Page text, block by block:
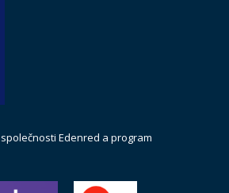
Edenred a program